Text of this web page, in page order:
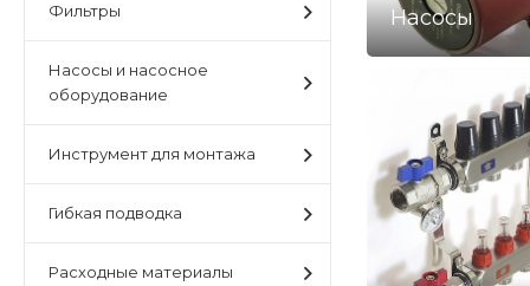
Фильтры
Насосы и насосное
оборудование
Инструмент для монтажа
Гибкая подводка
Расходные материалы
Насосы